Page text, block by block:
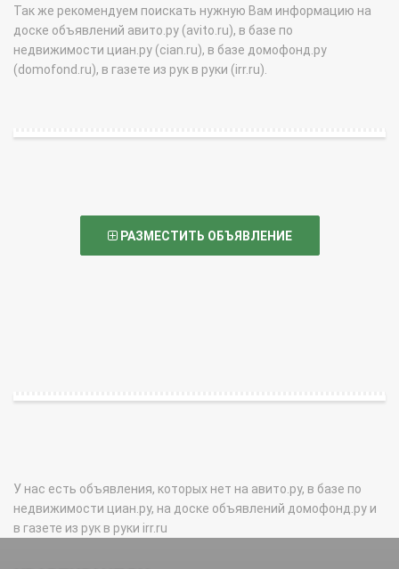
Так же рекомендуем поискать нужную Вам информацию на
доске объявлений авито.ру (avito.ru), в базе по
недвижимости циан.ру (cian.ru), в базе домофонд.ру
(domofond.ru), в газете из рук в руки (irr.ru).
РАЗМЕСТИТЬ ОБЪЯВЛЕНИЕ
У нас есть объявления, которых нет на авито.ру, в базе по
недвижимости циан.ру, на доске объявлений домофонд.ру и
в газете из рук в руки irr.ru